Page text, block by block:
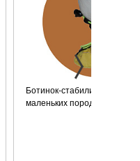
Ботинок-стабилизатор для
маленьких пород для